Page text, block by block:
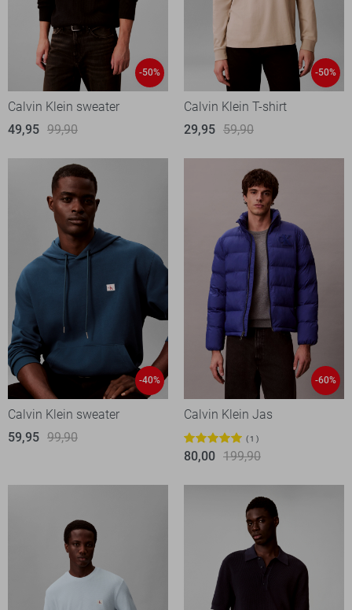
-50%
Calvin Klein sweater
49,95 99,90
-50%
Calvin Klein T-shirt
29,95 59,90
-40%
Calvin Klein sweater
59,95 99,90
-60%
Calvin Klein Jas
1
80,00 199,90